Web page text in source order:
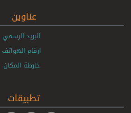
عناوين
البريد الرسمي
ارقام الهواتف
خارطة المكان
تطبيقات